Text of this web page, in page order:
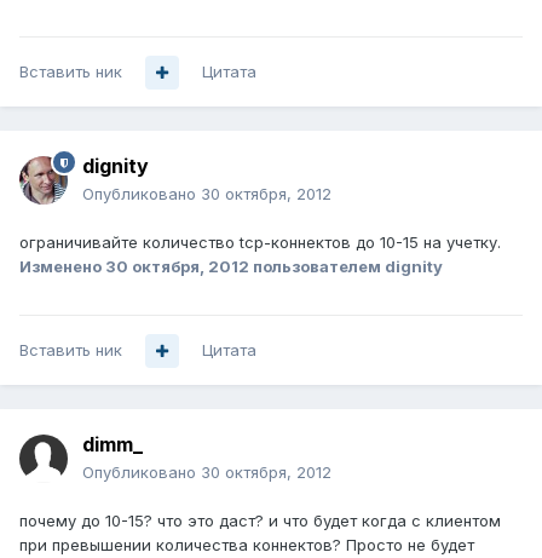
Вставить ник Цитата
dignity
Опубликовано 30 октября, 2012
ограничивайте количество tcp-коннектов до 10-15 на учетку.
Изменено 30 октября, 2012 пользователем dignity
Вставить ник Цитата
dimm_
Опубликовано 30 октября, 2012
почему до 10-15? что это даст? и что будет когда с клиентом
при превышении количества коннектов? Просто не будет